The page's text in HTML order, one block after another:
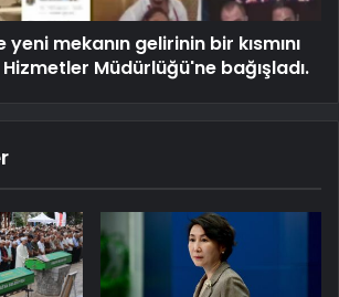
mekanın gelirinin bir kısmını
Müdürlüğü'ne bağışladı.